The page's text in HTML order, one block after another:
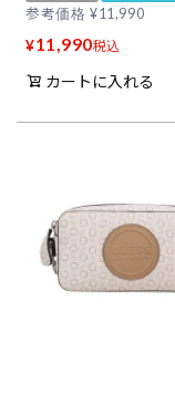
参考価格 ¥11,990
¥11,990税込
カートに入れる